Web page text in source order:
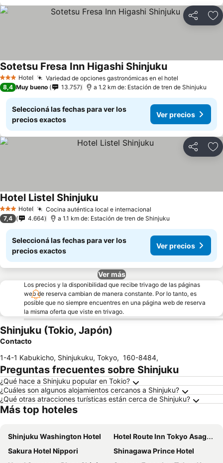
Compartir
3 Estrellas
Hotel Variedad de opciones gastronómicas en el hotel
Sotetsu Fresa Inn Higashi Shinjuku
8,4 Muy bueno 13.757 a 1.2 km de: Estación de tren de Shinjuku
Seleccioná las fechas para ver los
precios exactos
Ver precios
Compartir
3 Estrellas
Hotel Cocina auténtica local e internacional
Hotel Listel Shinjuku
7,4 4.664 a 1.1 km de: Estación de tren de Shinjuku
Seleccioná las fechas para ver los
precios exactos
Ver precios
Ver más
Los precios y la disponibilidad que recibe trivago de las páginas
web de reserva cambian de manera constante. Por lo tanto, es
posible que no siempre encuentres en una página web de reserva
la misma oferta que viste en trivago.
Shinjuku (Tokio, Japón)
Contacto
1-4-1 Kabukicho, Shinjukuku, Tokyo, 160-8484,
Preguntas frecuentes sobre Shinjuku
¿Qué hace a Shinjuku popular en Tokio?
¿Cuáles son algunos alojamientos cercanos a Shinjuku?
¿Qué otras atracciones turísticas están cerca de Shinjuku?
Más top hoteles
Shinjuku Washington Hotel
Hotel Route Inn Tokyo Asagaya
Sakura Hotel Nippori
Shinagawa Prince Hotel